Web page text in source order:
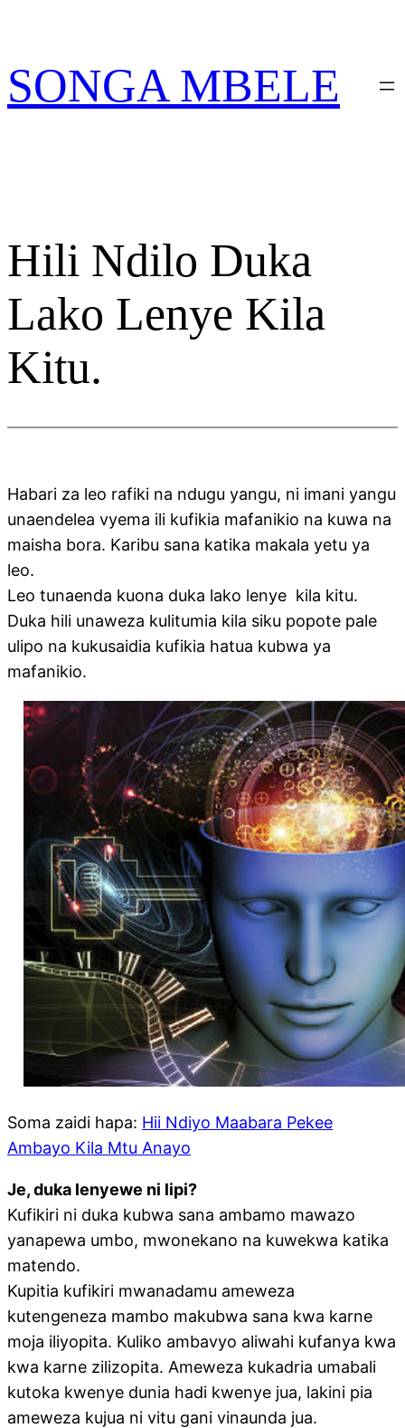
content
SONGA MBELE
Hili Ndilo Duka
Lako Lenye Kila
Kitu.
Habari za leo rafiki na ndugu yangu, ni imani yangu
unaendelea vyema ili kufikia mafanikio na kuwa na
maisha bora. Karibu sana katika makala yetu ya
leo.
Leo tunaenda kuona duka lako lenye kila kitu.
Duka hili unaweza kulitumia kila siku popote pale
ulipo na kukusaidia kufikia hatua kubwa ya
mafanikio.
Soma zaidi hapa: Hii Ndiyo Maabara Pekee
Ambayo Kila Mtu Anayo
Je, duka lenyewe ni lipi?
Kufikiri ni duka kubwa sana ambamo mawazo
yanapewa umbo, mwonekano na kuwekwa katika
matendo.
Kupitia kufikiri mwanadamu ameweza
kutengeneza mambo makubwa sana kwa karne
moja iliyopita. Kuliko ambavyo aliwahi kufanya kwa
kwa karne zilizopita. Ameweza kukadria umabali
kutoka kwenye dunia hadi kwenye jua, lakini pia
ameweza kujua ni vitu gani vinaunda jua.